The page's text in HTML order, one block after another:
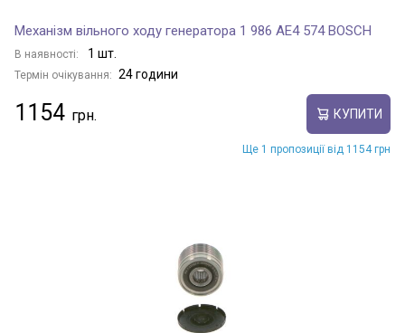
Механізм вільного ходу генератора 1 986 AE4 574 BOSCH
В наявності: 1 шт.
Термін очікування: 24 години
1154 КУПИТИ
Ще 1 пропозиції від 1154 грн